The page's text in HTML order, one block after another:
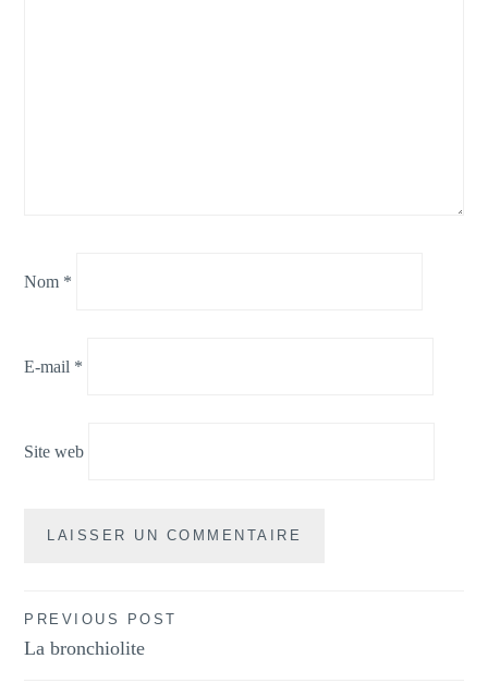
Nom *
E-mail *
Site web
Navigation
de
PREVIOUS POST
La bronchiolite